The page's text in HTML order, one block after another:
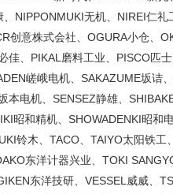
NIPPONMUKI无机、NIREI仁礼
意株式会社、OGURA小仓、
、PIKAL磨料工业、PISCO匹士
嵯峨电机、SAKAZUME坂诘、
电机、SENSEZ静雄、
昭和精机、SHOWADENKI昭和
铃木、TACO、TAIYO太阳铁工
东洋计器兴业、TOKI
东洋技研、VESSEL威威、